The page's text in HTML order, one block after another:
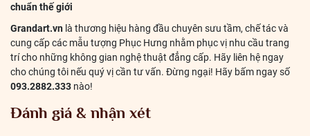
chuẩn thế giới
Grandart.vn là thương hiệu hàng đầu chuyên sưu tầm, chế tác và
cung cấp các mẫu tượng Phục Hưng nhằm phục vị nhu cầu trang
trí cho những không gian nghệ thuật đẳng cấp. Hãy liên hệ ngay
cho chúng tôi nếu quý vị cần tư vấn. Đừng ngại! Hãy bấm ngay số
093.2882.333 nào!
Đánh giá & nhận xét